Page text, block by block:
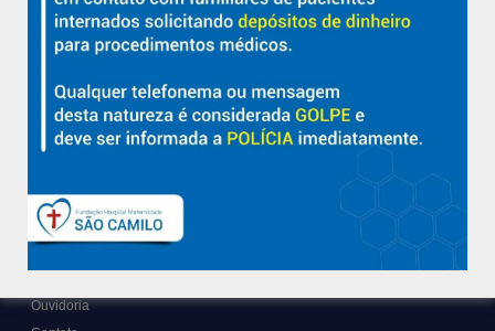
Sobre
Diretorias
Políticas e Normas
Trabalhe Conosco
Ouvidoria